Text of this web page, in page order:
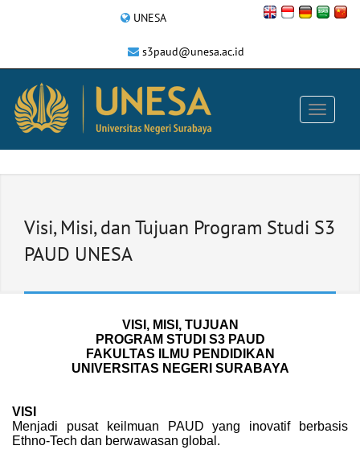
UNESA
s3paud@unesa.ac.id
Visi, Misi, dan Tujuan Program Studi S3
PAUD UNESA
VISI, MISI, TUJUAN
PROGRAM STUDI S3 PAUD
FAKULTAS ILMU PENDIDIKAN
UNIVERSITAS NEGERI SURABAYA
VISI
Menjadi pusat keilmuan PAUD yang inovatif berbasis
Ethno-Tech dan berwawasan global.